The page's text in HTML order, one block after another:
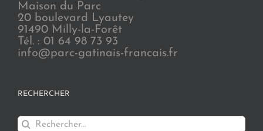
Maison du Parc
20 boulevard Lyautey
91490 Milly-la-Forêt
Tél. : 01 64 98 73 93
info@parc-gatinais-francais.fr
RECHERCHER
Rechercher: